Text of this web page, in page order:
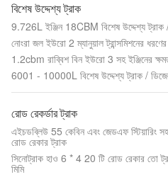
বিশেষ উদ্দেশ্য ট্রাক
9.726L ইঞ্জিন 18CBM বিশেষ উদ্দেশ্য ট্রাক
নোংরা জল ইউরো 2 ম্যানুয়াল ট্রান্সমিশনের
1.2cbm রাব্বিশ বিন ইউরো 3 সহ ইঞ্জিনের
6001 - 10000L বিশেষ উদ্দেশ্য ট্রাক /
রোড রেকর্ডার ট্রাক
এইচডব্লিউ 55 কেবিন এবং জেডএফ
রোড রেকার ট্রাক
সিনোট্রাক হাও 6 * 4 20 টি রোড রেকার
মিমি